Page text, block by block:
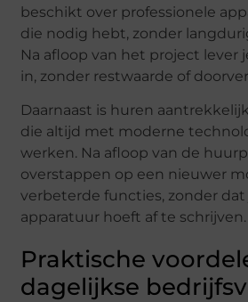
beschikt over professionele
die nodig hebt, zonder
Na afloop van het project lever
in, zonder restwaarde of
Daarnaast is huren
die altijd met moderne
werken. Na afloop van de
overstappen op een nieuwer
verbeterde functies, zonder dat
apparatuur hoeft af te schrijven.
Praktische
dagelijkse